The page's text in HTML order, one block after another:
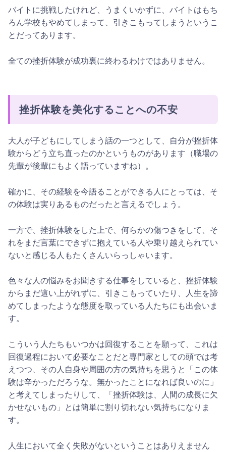
バイトに挑戦したけれど、うまくいかずに、バイトはもち
ろん学校もやめてしまって、引きこもってしまうというこ
とだってあります。
全ての挫折体験が成功裏に終わるわけではありません。
挫折体験を美化することへの不安
大人が子どもにしてしまう話の一つとして、自分が挫折体
験からどう立ち直ったのかというものがあります（職場の
先輩が後輩にもよく語っていますね）。
確かに、その経験を今語ることができる人にとっては、そ
の体験は実りあるものだったと言えるでしょう。
一方で、挫折体験をした上で、何らかの傷つきをして、そ
れをまだ言葉にできずに抱えている人や乗り越えられてい
ないと感じる人もたくさんいらっしゃいます。
色々な人の悩みをお聞きする仕事をしていると、挫折体験
からまだ這い上がれずに、引きこもっていたり、人生を諦
めてしまったような態度を取っている人たちにも出会いま
す。
こういう人たちもいつかは回復することを願って、これは
回復過程において必要なことだと専門家としての頭では考
えつつ、その人自身や周囲の方の気持ちを思うと「この体
験は辛かっただろうな。無かったことになれば良いのに」
と考えてしまったりして、「挫折体験は、人間の成長に欠
かせないもの」とは簡単に割り切れない気持ちになりま
す。
人生において全く失敗がないということはありえません